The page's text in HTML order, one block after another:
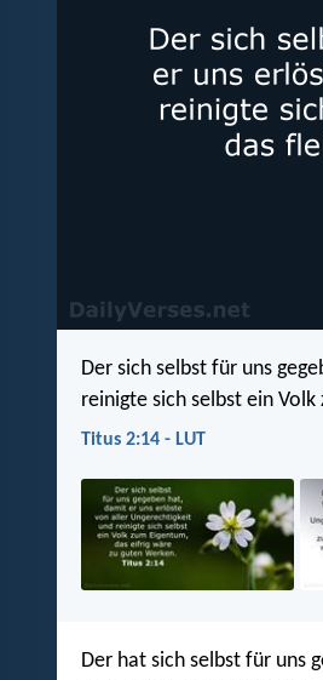
Der sich selbst für uns
reinigte sich selbst ein
Titus 2:14 - LUT
Der hat sich selbst für uns